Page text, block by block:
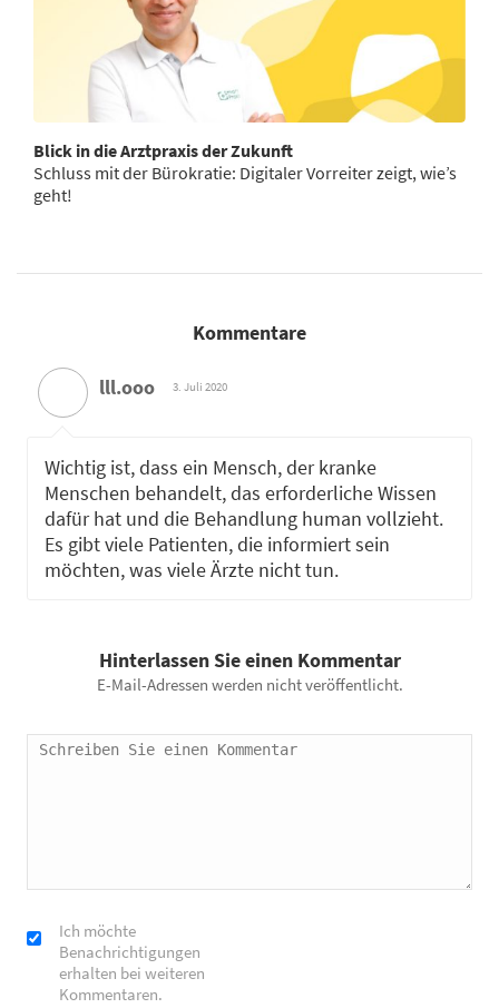
Blick in die Arztpraxis der Zukunft
Schluss mit der Bürokratie: Digitaler Vorreiter zeigt, wie’s
geht!
Kommentare
lll.ooo 3. Juli 2020
Wichtig ist, dass ein Mensch, der kranke
Menschen behandelt, das erforderliche Wissen
dafür hat und die Behandlung human vollzieht.
Es gibt viele Patienten, die informiert sein
möchten, was viele Ärzte nicht tun.
Hinterlassen Sie einen Kommentar
E-Mail-Adressen werden nicht veröffentlicht.
Ich möchte
Benachrichtigungen
erhalten bei weiteren
Kommentaren.